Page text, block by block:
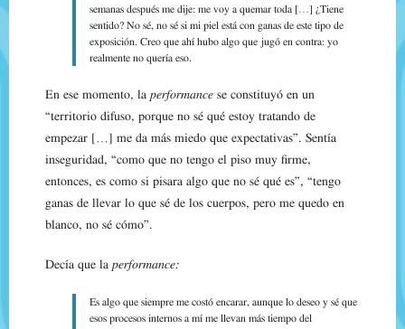
semanas después me dije: me voy a quemar toda […] ¿Tiene
sentido? No sé, no sé si mi piel está con ganas de este tipo de
exposición. Creo que ahí hubo algo que jugó en contra: yo
realmente no quería eso.
En ese momento, la performancese constituyó en un
“territorio difuso, porque no sé qué estoy tratando de
empezar […] me da más miedo que expectativas”. Sentía
inseguridad, “como que no tengo el piso muy firme,
entonces, es como si pisara algo que no sé qué es”, “tengo
ganas de llevar lo que sé de los cuerpos, pero me quedo en
blanco, no sé cómo”.
Decía que la performance:
Es algo que siempre me costó encarar, aunque lo deseo y sé que
esos procesos internos a mí me llevan más tiempo del